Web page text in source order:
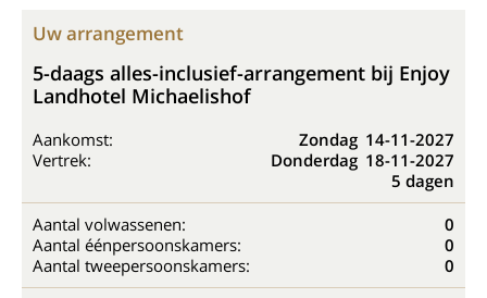
Uw arrangement
5-daags alles-inclusief-arrangement bij Enjoy
Landhotel Michaelishof
Aankomst: Zondag 14-11-2027
Vertrek:
Donderdag 18-11-2027
5 dagen
Aantal volwassenen:
0
Aantal éénpersoonskamers:
0
Aantal tweepersoonskamers:
0